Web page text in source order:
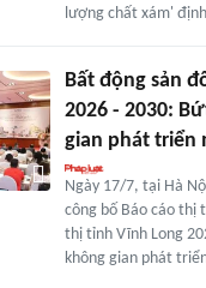
lượng chất xám'
Bất động sản
2026 - 2030:
gian phát triển
Ngày 17/7, tại Hà
công bố Báo cáo thị
thị tỉnh Vĩnh Long
không gian phát